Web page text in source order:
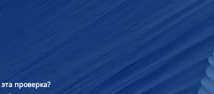
проверка?